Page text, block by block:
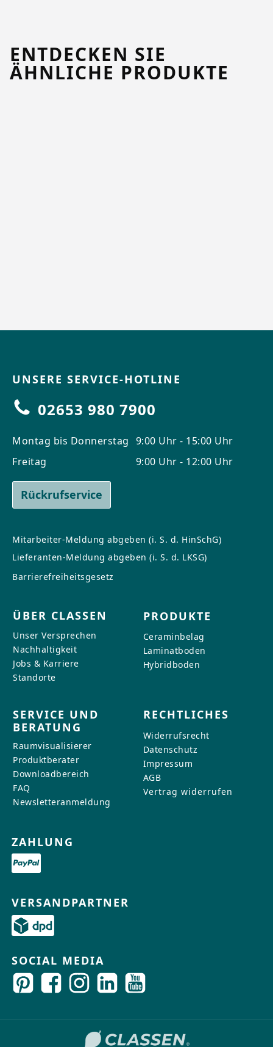
ENTDECKEN SIE
ÄHNLICHE PRODUKTE
UNSERE SERVICE-HOTLINE
02653 980 7900
Montag bis Donnerstag
Freitag
9:00 Uhr - 15:00 Uhr
9:00 Uhr - 12:00 Uhr
Rückrufservice
Mitarbeiter-Meldung abgeben (i. S. d. HinSchG)
Lieferanten-Meldung abgeben (i. S. d. LKSG)
Barrierefreiheitsgesetz
ÜBER CLASSEN
Unser Versprechen
Nachhaltigkeit
Jobs & Karriere
Standorte
PRODUKTE
Ceraminbelag
Laminatboden
Hybridboden
SERVICE UND
BERATUNG
Raumvisualisierer
Produktberater
Downloadbereich
FAQ
Newsletteranmeldung
RECHTLICHES
Widerrufsrecht
Datenschutz
Impressum
AGB
Vertrag widerrufen
ZAHLUNG
VERSANDPARTNER
SOCIAL MEDIA